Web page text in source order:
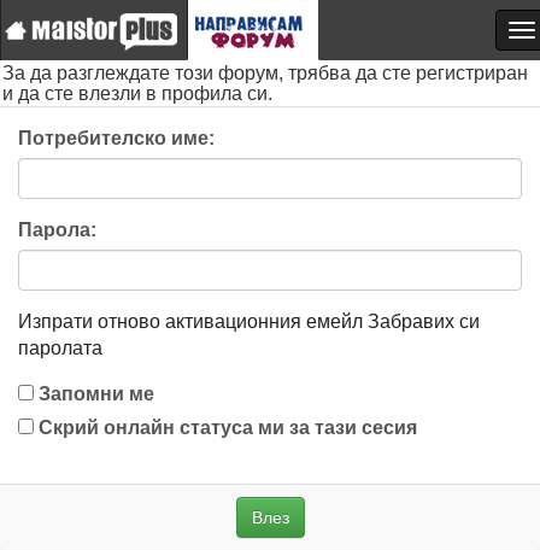
За да разглеждате този форум, трябва да сте регистриран
и да сте влезли в профила си.
Потребителско име:
Парола:
Изпрати отново активационния емейл Забравих си
паролата
Запомни ме
Скрий онлайн статуса ми за тази сесия